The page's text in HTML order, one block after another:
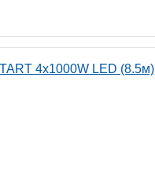
4х1000W LED (8.5м)